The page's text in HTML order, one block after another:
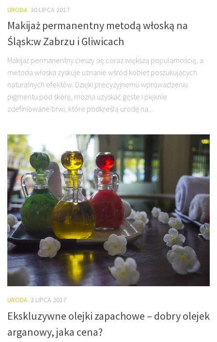
URODA 30 LIPCA 2017
Makijaż permanentny metodą włoską na
Śląsk:w Zabrzu i Gliwicach
Makijaż permanentny cieszy się coraz większą popularnością, a
metoda włoska zyskuje uznanie wśród kobiet poszukujących
naturalnych efektów. Dzięki precyzyjnemu wprowadzeniu
pigmentu pod skórę, można uzyskać gęste i pięknie
zdefiniowane brwi, które podkreślą urodę na...
URODA 3 LIPCA 2017
Ekskluzywne olejki zapachowe – dobry olejek
arganowy, jaka cena?